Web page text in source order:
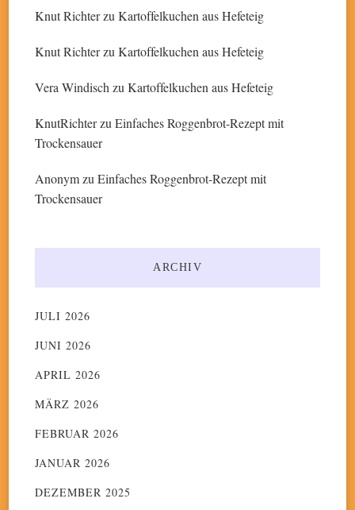
Knut RichterzuKartoffelkuchen aus Hefeteig
Knut RichterzuKartoffelkuchen aus Hefeteig
Vera WindischzuKartoffelkuchen aus Hefeteig
KnutRichterzuEinfaches Roggenbrot-Rezept mit
Trockensauer
AnonymzuEinfaches Roggenbrot-Rezept mit
Trockensauer
ARCHIV
JULI 2026
JUNI 2026
APRIL 2026
MÄRZ 2026
FEBRUAR 2026
JANUAR 2026
DEZEMBER 2025